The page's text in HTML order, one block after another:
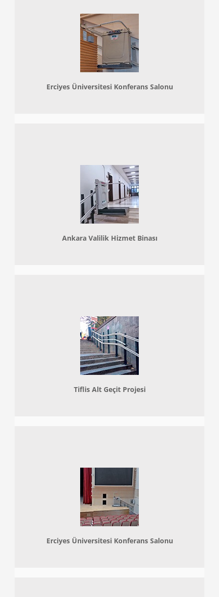
Erciyes Üniversitesi Konferans Salonu
Ankara Valilik Hizmet Binası
Tiflis Alt Geçit Projesi
Erciyes Üniversitesi Konferans Salonu